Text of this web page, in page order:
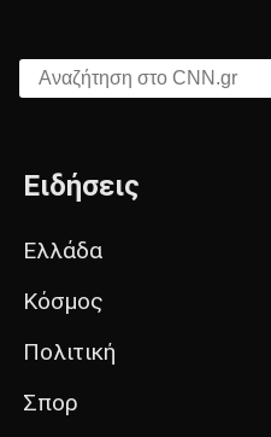
Αναζήτηση στο CNN.gr
Ειδήσεις
Ελλάδα
Κόσμος
Πολιτική
Σπορ